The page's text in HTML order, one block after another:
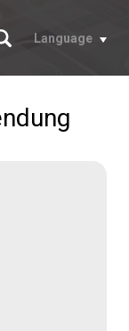
Suche
Language